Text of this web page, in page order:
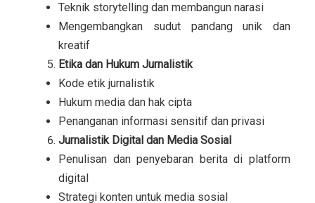
Teknik storytelling dan membangun narasi
Mengembangkan sudut pandang unik dan
kreatif
Etika dan Hukum Jurnalistik
Kode etik jurnalistik
Hukum media dan hak cipta
Penanganan informasi sensitif dan privasi
Jurnalistik Digital dan Media Sosial
Penulisan dan penyebaran berita di platform
digital
Strategi konten untuk media sosial